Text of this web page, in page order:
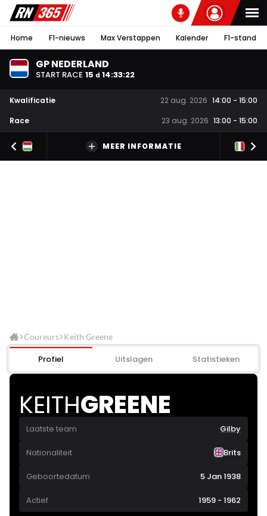
Home F1-nieuws Max Verstappen Kalender F1-stand
GP NEDERLAND
START RACE 15 d 14:33:22
Kwalificatie 22 aug. 2026 14:00 - 15:00
Race
23 aug. 2026 13:00 - 15:00
MEER INFORMATIE
Coureurs Keith Greene
Profiel Uitslagen Statistieken
KEITHGREENE
Laatste team Gilby
Nationaliteit Brits
Geboortedatum 5 Jan 1938
Actief 1959 - 1962